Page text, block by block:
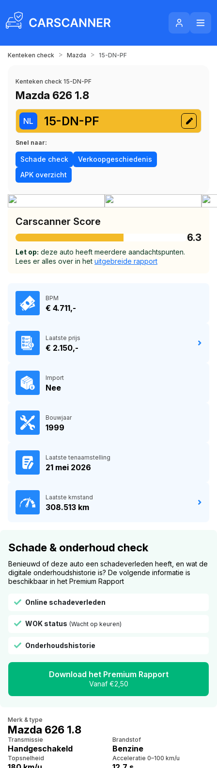
Kenteken check > Mazda > 15-DN-PF
Kenteken check 15-DN-PF
Mazda 626 1.8
NL 15-DN-PF
Snel naar:
Schade check
Verkoopgeschiedenis
APK overzicht
Carscanner Score
6.3
Let op: deze auto heeft meerdere aandachtspunten.
Lees er alles over in het uitgebreide rapport
BPM
€ 4.711,-
Laatste prijs
€ 2.150,-
Import
Nee
Bouwjaar
1999
Laatste tenaamstelling
21 mei 2026
Laatste kmstand
308.513 km
Schade & onderhoud check
Benieuwd of deze auto een schadeverleden heeft, en wat de
digitale onderhoudshistorie is? De volgende informatie is
beschikbaar in het Premium Rapport
Online schadeverleden
WOK status (Wacht op keuren)
Onderhoudshistorie
Download het Premium Rapport
Vanaf €2,50
Merk & type
Mazda 626 1.8
Transmissie
Handgeschakeld
Brandstof
Benzine
Topsnelheid Acceleratie 0–100 km/u